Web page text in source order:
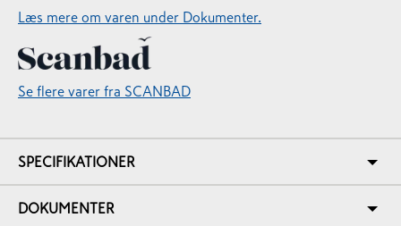
Læs mere om varen under Dokumenter.
Se flere varer fra SCANBAD
SPECIFIKATIONER
DOKUMENTER